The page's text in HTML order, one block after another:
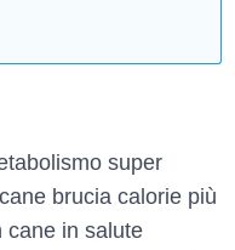
super
brucia calorie più
cane in salute